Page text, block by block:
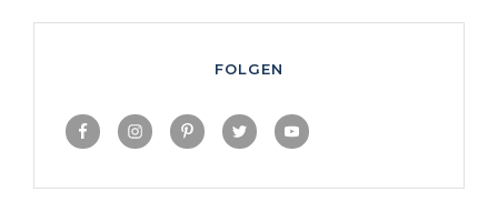
FOLGEN